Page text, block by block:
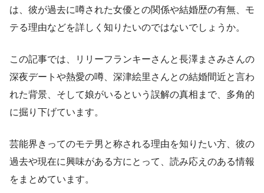
は、彼が過去に噂された女優との関係や結婚歴の有無、モ
テる理由などを詳しく知りたいのではないでしょうか。
この記事では、リリーフランキーさんと長澤まさみさんの
深夜デートや熱愛の噂、深津絵里さんとの結婚間近と言わ
れた背景、そして娘がいるという誤解の真相まで、多角的
に掘り下げています。
芸能界きってのモテ男と称される理由を知りたい方、彼の
過去や現在に興味がある方にとって、読み応えのある情報
をまとめています。